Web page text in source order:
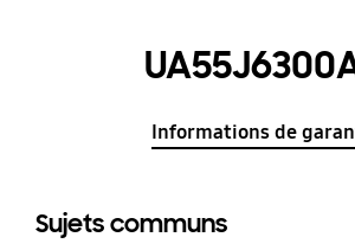
Informations de
Sujets communs